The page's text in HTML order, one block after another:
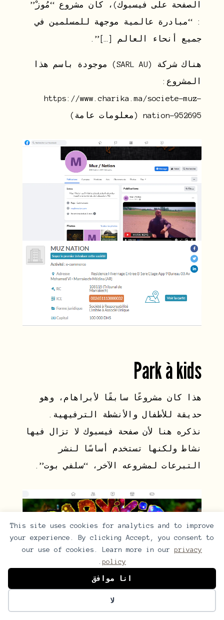
This site uses cookies for analytics and to improve
your experience. By clicking Accept, you consent to
our use of cookies. Learn more in our privacy
policy
.
انا موافق
لا
الصفحة على فيسبوك)، كان مشروع “مُوزْ”
: “مبادرة عالمية موجهة للمسلمين في
جميع أنحاء العالم […]”.
هناك شركة (SARL AU) موجودة باسم هذا
المشروع:
https://www.charika.ma/societe-muz-
nation-952695 (معلومات عامة)
Park à kids
هذا كان مشروعًا سابقًا لأبراهام، وهو
حديقة للأطفال والأنشطة الترفيهية.
نذكره هنا لأن صفحة فيسبوك لا تزال فيها
نشاط ولكنها تستخدم أساسًا لنشر
التبرعات لمشروعه الآخر، “سلفي بوت”.